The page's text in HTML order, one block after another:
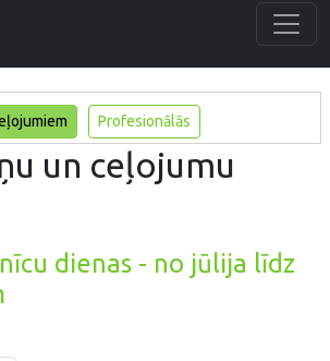
Profesionālās
un ceļojumu
dienas - no jūlija līdz